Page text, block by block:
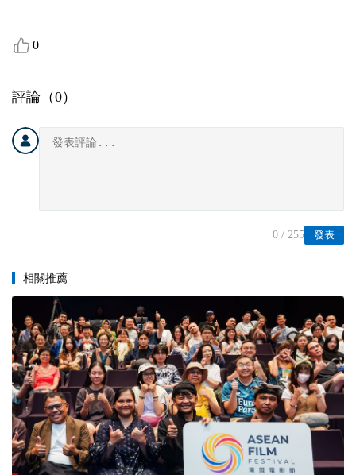
0
評論（0）
發表
0 / 255
相關推薦